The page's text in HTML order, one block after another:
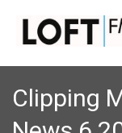
Clipping